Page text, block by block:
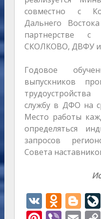
совместно с
Дальнего
партнерстве с
СКОЛКОВО, ДВФУ и
Годовое
выпускников
службу в ДФО на
Место работы
определяться
запросов
Совета
V O Bl